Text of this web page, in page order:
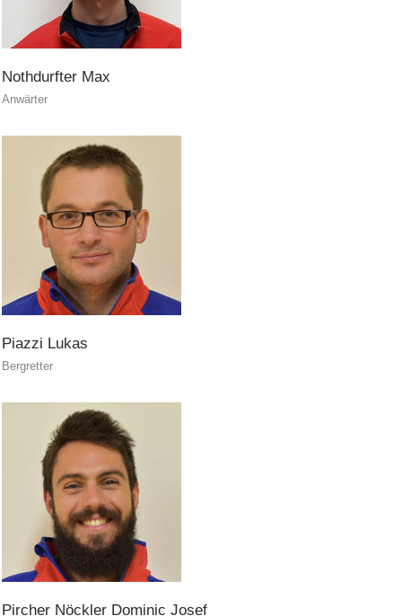
ITAT 4112 - RESYST
Nothdurfter Max
Anwärter
Piazzi Lukas
Bergretter
Pircher Nöckler Dominic Josef